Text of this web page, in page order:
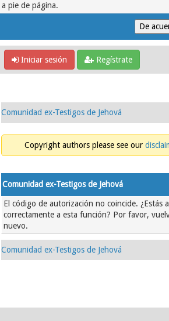
a pie de página.
Iniciar sesión Regístrate
Comunidad ex-Testigos de Jehová
Copyright authors please see our
Comunidad ex-Testigos de Jehová
El código de autorización no coincide. ¿Estás
correctamente a esta función? Por favor,
nuevo.
Comunidad ex-Testigos de Jehová